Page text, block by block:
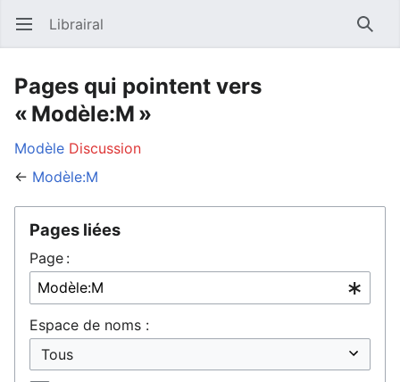
Ouvrir le menu principal Librairal
Pages qui pointent vers
« Modèle:M »
Modèle Discussion
← Modèle:M
Pages liées
Page :
Espace de noms :